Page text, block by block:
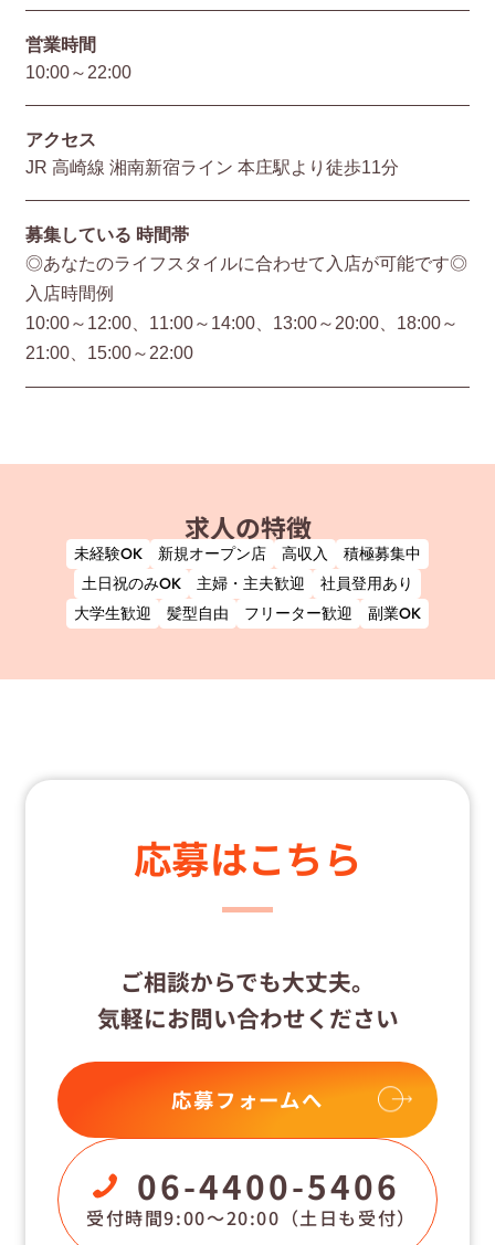
営業時間
10:00～22:00
アクセス
JR 高崎線 湘南新宿ライン 本庄駅より徒歩11分
募集している 時間帯
◎あなたのライフスタイルに合わせて入店が可能です◎
入店時間例
10:00～12:00、11:00～14:00、13:00～20:00、18:00～
21:00、15:00～22:00
求人の特徴
未経験OK 新規オープン店 高収入
積極募集中
土日祝のみOK
主婦・主夫歓迎
社員登用あり
大学生歓迎
髪型自由 フリーター歓迎 副業OK
応募はこちら
ご相談からでも大丈夫。
気軽にお問い合わせください
応募フォームへ
06-4400-5406
受付時間9:00〜20:00 （土日も受付）